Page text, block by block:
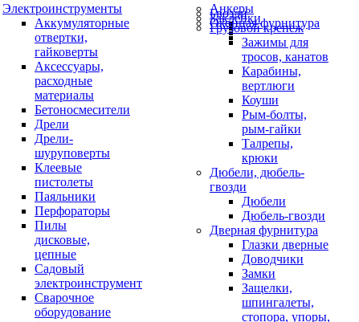
Электроинструменты
Аккумуляторные
отвертки,
гайковерты
Аксессуары,
расходные
материалы
Бетоносмесители
Дрели
Дрели-
шуруповерты
Клеевые
пистолеты
Паяльники
Перфораторы
Пилы
дисковые,
цепные
Садовый
электроинструмент
Сварочное
оборудование
Анкеры
Гвозди
Заклепки
Оконная фурнитура
Грузовой крепеж
Зажимы для
тросов, канатов
Карабины,
вертлюги
Коуши
Рым-болты,
рым-гайки
Талрепы,
крюки
Дюбели, дюбель-
гвозди
Дюбели
Дюбель-гвозди
Дверная фурнитура
Глазки дверные
Доводчики
Замки
Защелки,
шпингалеты,
стопора, упоры,